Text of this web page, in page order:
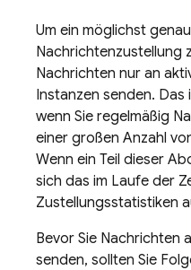
Um ein möglichst
Nachrichtenzustellung
Nachrichten nur an
Instanzen senden.
wenn Sie regelmäßig
einer großen Anzahl
Wenn ein Teil dieser
sich das im Laufe der
Zustellungsstatistiken
Bevor Sie Nachrichten
senden, sollten Sie